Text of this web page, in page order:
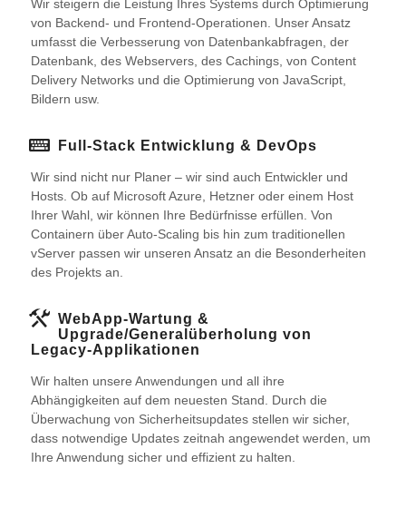
Wir steigern die Leistung Ihres Systems durch Optimierung
von Backend- und Frontend-Operationen. Unser Ansatz
umfasst die Verbesserung von Datenbankabfragen, der
Datenbank, des Webservers, des Cachings, von Content
Delivery Networks und die Optimierung von JavaScript,
Bildern usw.
Full-Stack Entwicklung & DevOps
Wir sind nicht nur Planer – wir sind auch Entwickler und
Hosts. Ob auf Microsoft Azure, Hetzner oder einem Host
Ihrer Wahl, wir können Ihre Bedürfnisse erfüllen. Von
Containern über Auto-Scaling bis hin zum traditionellen
vServer passen wir unseren Ansatz an die Besonderheiten
des Projekts an.
WebApp-Wartung &
Upgrade/Generalüberholung von
Legacy-Applikationen
Wir halten unsere Anwendungen und all ihre
Abhängigkeiten auf dem neuesten Stand. Durch die
Überwachung von Sicherheitsupdates stellen wir sicher,
dass notwendige Updates zeitnah angewendet werden, um
Ihre Anwendung sicher und effizient zu halten.